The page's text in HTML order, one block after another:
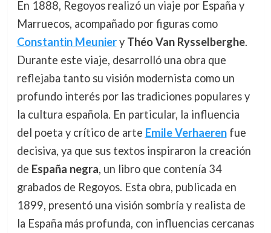
En 1888, Regoyos realizó un viaje por España y
Marruecos, acompañado por figuras como
Constantin Meuniery Théo Van Rysselberghe.
Durante este viaje, desarrolló una obra que
reflejaba tanto su visión modernista como un
profundo interés por las tradiciones populares y
la cultura española. En particular, la influencia
del poeta y crítico de arte Emile Verhaerenfue
decisiva, ya que sus textos inspiraron la creación
de España negra, un libro que contenía 34
grabados de Regoyos. Esta obra, publicada en
1899, presentó una visión sombría y realista de
la España más profunda, con influencias cercanas